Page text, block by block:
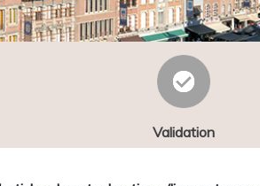
Validation